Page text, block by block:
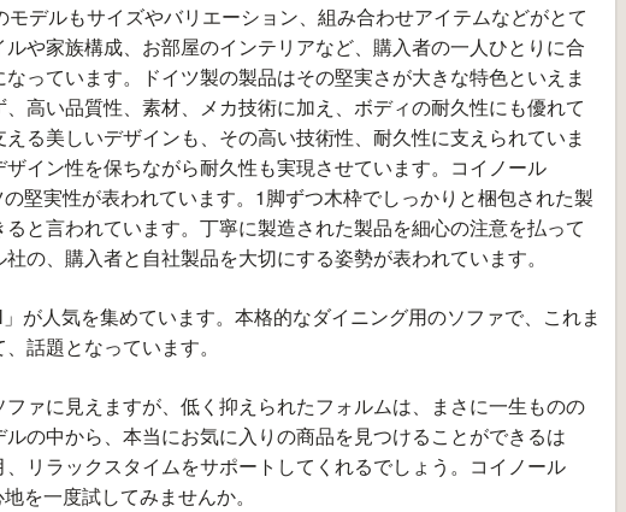
デルもサイズやバリエーション、組み合わせアイテムなどがとて
や家族構成、お部屋のインテリアなど、購入者の一人ひとりに合
っています。ドイツ製の製品はその堅実さが大きな特色といえま
高い品質性、素材、メカ技術に加え、ボディの耐久性にも優れて
る美しいデザインも、その高い技術性、耐久性に支えられていま
イン性を保ちながら耐久性も実現させています。コイノール
堅実性が表われています。1脚ずつ木枠でしっかりと梱包された製
と言われています。丁寧に製造された製品を細心の注意を払って
の、購入者と自社製品を大切にする姿勢が表われています。
が人気を集めています。本格的なダイニング用のソファで、これま
話題となっています。
ァに見えますが、低く抑えられたフォルムは、まさに一生ものの
の中から、本当にお気に入りの商品を見つけることができるは
リラックスタイムをサポートしてくれるでしょう。コイノール
を一度試してみませんか。